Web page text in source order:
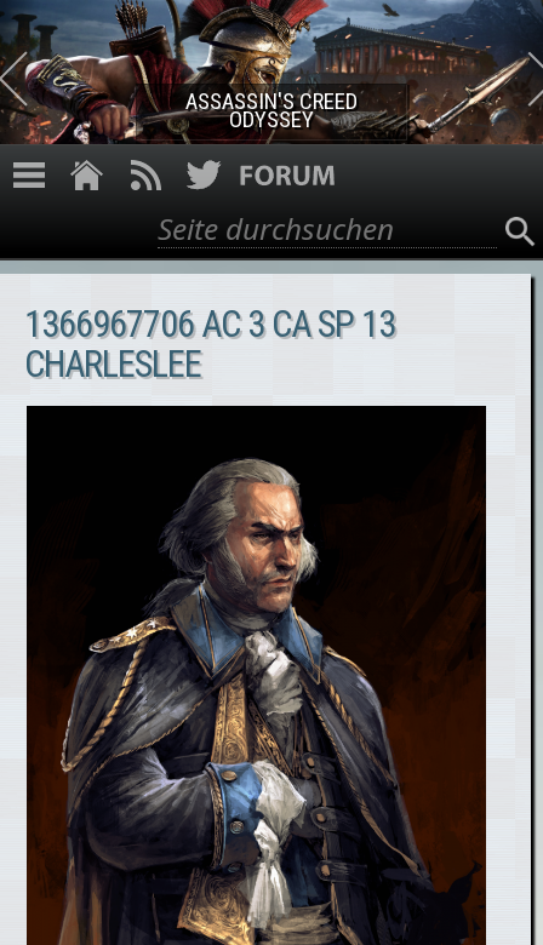
Direkt zum Inhalt
ASSASSIN'S CREED ROGUE
REMASTERED
Suchformular
Suche
1366967706 AC 3 CA SP 13
CHARLESLEE